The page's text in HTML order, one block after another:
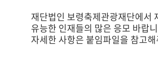
재단법인 보령축제관광재단에서
유능한 인재들의 많은 응모 바랍
자세한 사항은 붙임파일을 참고